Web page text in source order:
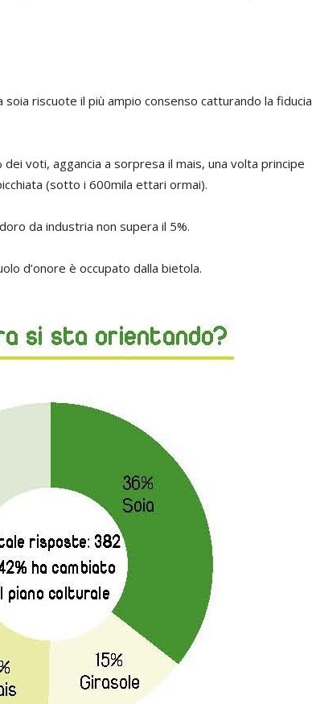
riscuote il più ampio consenso catturando la fiducia
voti, aggancia a sorpresa il mais, una volta principe
(sotto i 600mila ettari ormai).
da industria non supera il 5%.
d’onore è occupato dalla bietola.